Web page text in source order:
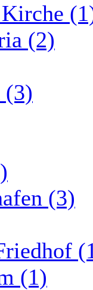
(2)
(3)
(1)